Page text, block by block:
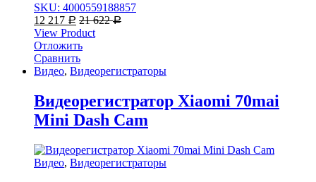
SKU: 4000559188857
12 217 Р 21 622Р
View Product
Отложить
Сравнить
Видео, Видеорегистраторы
Видеорегистратор Xiaomi 70mai
Mini Dash Cam
Видео, Видеорегистраторы